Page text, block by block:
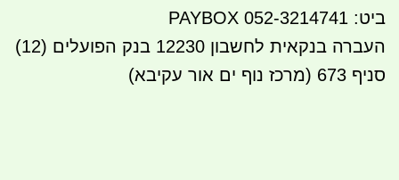
ביט: 052-3214741 PAYBOX
העברה בנקא
ית לחשבון 12230 בנק הפועלים (12)
סניף 673 (מרכז נוף ים אור עקיבא)